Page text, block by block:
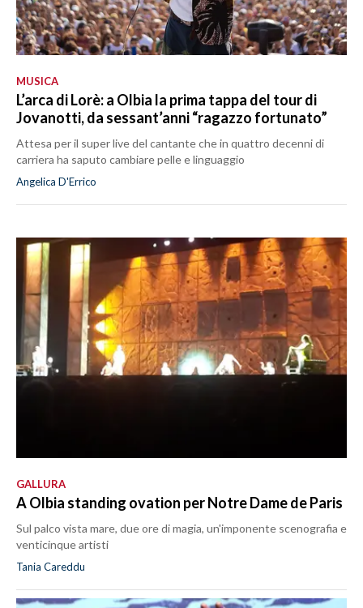
MUSICA
L’arca di Lorè: a Olbia la prima tappa del tour di
Jovanotti, da sessant’anni “ragazzo fortunato”
Attesa per il super live del cantante che in quattro decenni di
carriera ha saputo cambiare pelle e linguaggio
Angelica D'Errico
GALLURA
A Olbia standing ovation per Notre Dame de Paris
Sul palco vista mare, due ore di magia, un'imponente scenografia e
venticinque artisti
Tania Careddu